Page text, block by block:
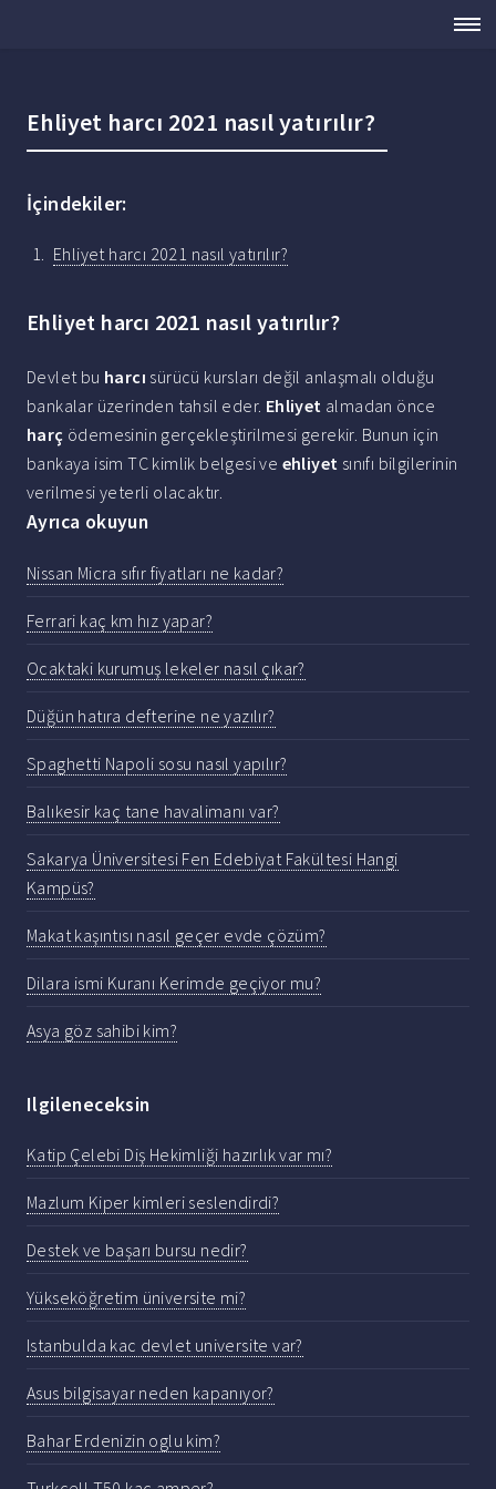
Ehliyet harcı 2021 nasıl yatırılır?
İçindekiler:
Ehliyet harcı 2021 nasıl yatırılır?
Ehliyet harcı 2021 nasıl yatırılır?
Devlet bu harcı sürücü kursları değil anlaşmalı olduğu
bankalar üzerinden tahsil eder. Ehliyet almadan önce
harç ödemesinin gerçekleştirilmesi gerekir. Bunun için
bankaya isim TC kimlik belgesi ve ehliyet sınıfı bilgilerinin
verilmesi yeterli olacaktır.
Ayrıca okuyun
Nissan Micra sıfır fiyatları ne kadar?
Ferrari kaç km hız yapar?
Ocaktaki kurumuş lekeler nasıl çıkar?
Düğün hatıra defterine ne yazılır?
Spaghetti Napoli sosu nasıl yapılır?
Balıkesir kaç tane havalimanı var?
Sakarya Üniversitesi Fen Edebiyat Fakültesi Hangi
Kampüs?
Makat kaşıntısı nasıl geçer evde çözüm?
Dilara ismi Kuranı Kerimde geçiyor mu?
Asya göz sahibi kim?
Ilgileneceksin
Katip Çelebi Diş Hekimliği hazırlık var mı?
Mazlum Kiper kimleri seslendirdi?
Destek ve başarı bursu nedir?
Yükseköğretim üniversite mi?
Istanbulda kac devlet universite var?
Asus bilgisayar neden kapanıyor?
Bahar Erdenizin oglu kim?